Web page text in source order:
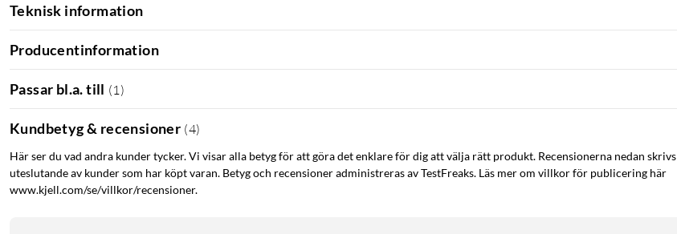
Teknisk information
Producentinformation
Passar bl.a. till (1 )
Kundbetyg & recensioner (4)
Här ser du vad andra kunder tycker. Vi visar alla betyg för att göra det enklare för dig att välja rätt produkt. Recensionerna nedan skrivs
uteslutande av kunder som har köpt varan. Betyg och recensioner administreras av TestFreaks. Läs mer om villkor för publicering här
www.kjell.com/se/villkor/recensioner.